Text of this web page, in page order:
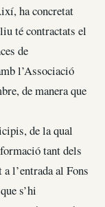
ha concretat
té contractats el
de
l’Associació
de manera que
de la qual
tant dels
l’entrada al Fons
s’hi